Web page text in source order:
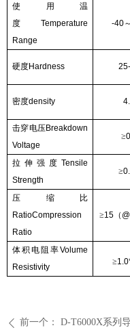
ꄴ 前一个： D-T6000X系列
使用温
度
Temperature
Range
-40～
硬度Hardness 25-
密度density 4
击穿电压Breakdown
Voltage
≥
拉伸强度 Tensile
Strength
≥
压缩比
RatioCompression
Ratio
≥15 （
体积电阻率Volume
Resistivity
≥